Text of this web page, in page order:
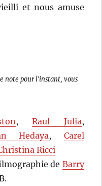
et nous amuse
note pour l'instant, vous
,Raul Julia,
Hedaya, Carel
Ricci
de Barry